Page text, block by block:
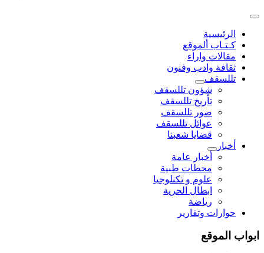
الرئيسية
كـتـاب ألموقع
مقالات واراء
ثقافة وادب وفنون
تللسقف
شؤون تللسقف
تأريخ تللسقف
صور تللسقف
عوائل تللسقف
قضايا شعبنا
أخبار
أخبار عامة
محطات طبية
علوم و تکنلوجیا
ابطال الحرية
رياضة
حوارات وتقارير
ابواب الموقع